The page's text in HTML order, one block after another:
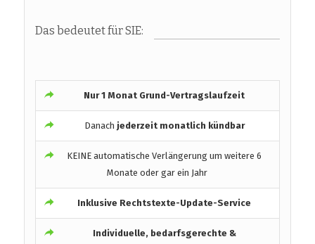
Das bedeutet für SIE:
Nur 1 Monat Grund-Vertragslaufzeit
Danach jederzeit monatlich kündbar
KEINE automatische Verlängerung um weitere 6
Monate oder gar ein Jahr
Inklusive Rechtstexte-Update-Service
Individuelle, bedarfsgerechte &